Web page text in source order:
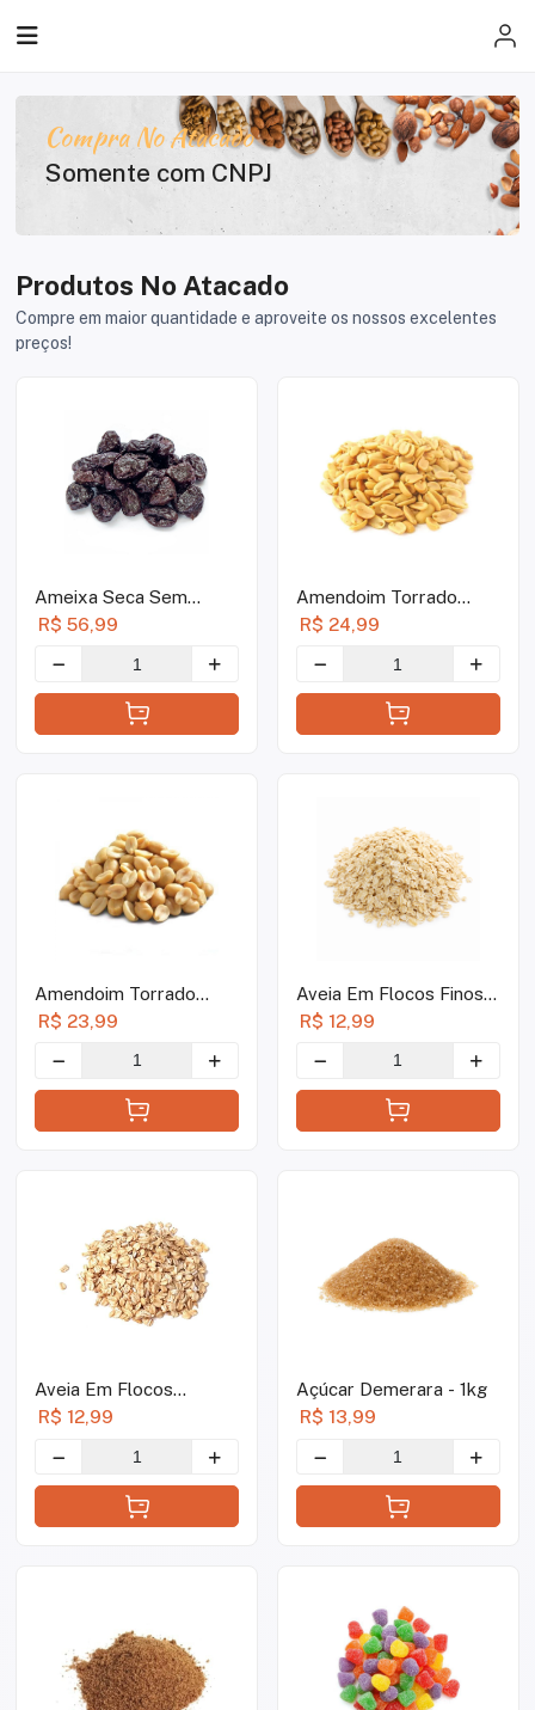
Compra No Atacado
Somente com CNPJ
Produtos No Atacado
Compre em maior quantidade e aproveite os nossos excelentes
preços!
Ameixa Seca Sem
Caroço - 1kg
R$ 56,99
Amendoim Torrado
Com Sal - 1kg
R$ 24,99
Amendoim Torrado
Sem Sal - 1kg
R$ 23,99
Aveia Em Flocos Finos -
1kg
R$ 12,99
Aveia Em Flocos
Grossos - 1kg
R$ 12,99
Açúcar Demerara - 1kg
R$ 13,99